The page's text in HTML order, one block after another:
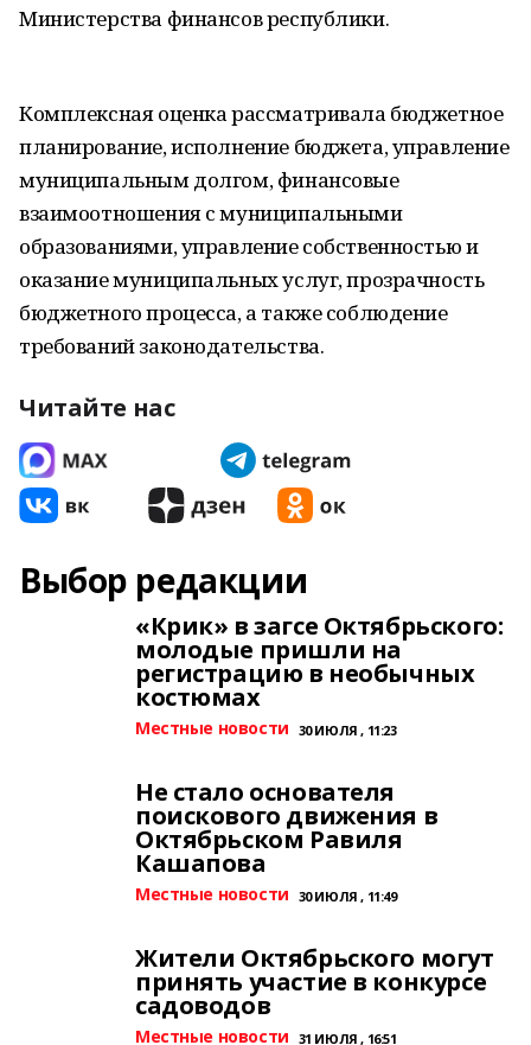
Министерства финансов республики.
Комплексная оценка рассматривала бюджетное
планирование, исполнение бюджета, управление
муниципальным долгом, финансовые
взаимоотношения с муниципальными
образованиями, управление собственностью и
оказание муниципальных услуг, прозрачность
бюджетного процесса, а также соблюдение
требований законодательства.
Читайте нас
Выбор редакции
«Крик» в загсе Октябрьского:
молодые пришли на
регистрацию в необычных
костюмах
Местные новости 30 ИЮЛЯ , 11:23
Не стало основателя
поискового движения в
Октябрьском Равиля
Кашапова
Местные новости 30 ИЮЛЯ , 11:49
Жители Октябрьского могут
принять участие в конкурсе
садоводов
Местные новости 31 ИЮЛЯ , 16:51